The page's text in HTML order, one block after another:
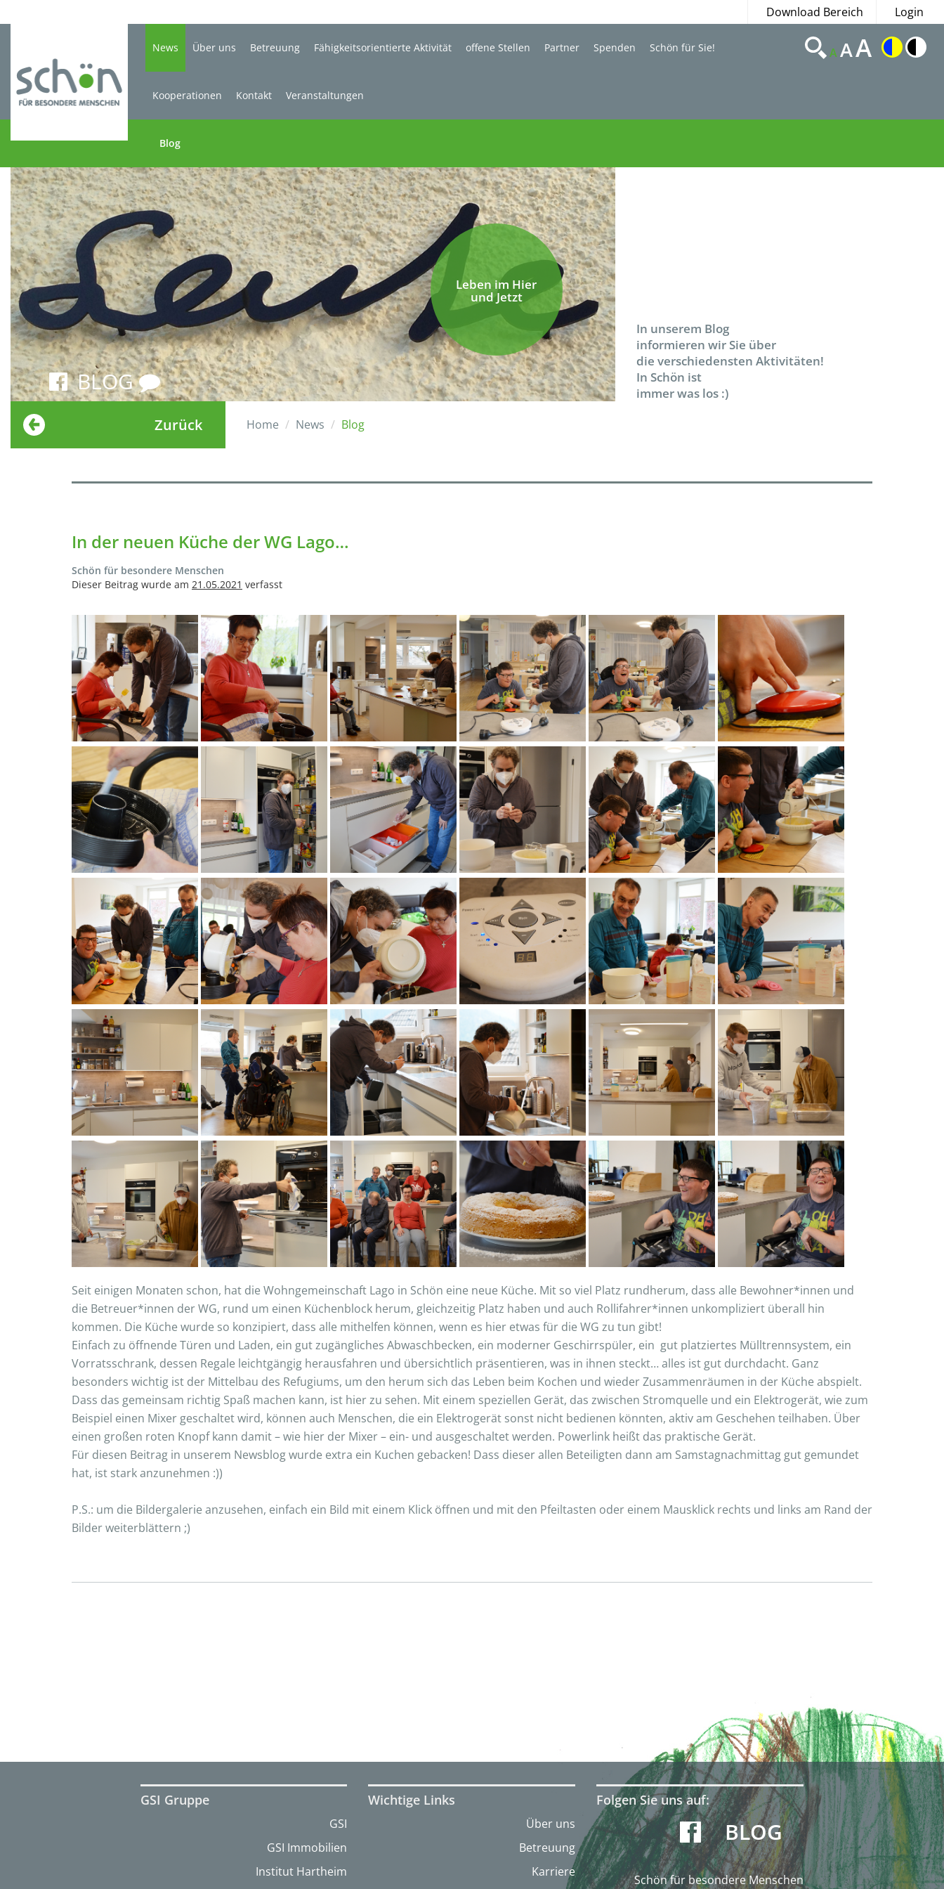
Download Bereich Login
News
Blog
Über uns Betreuung Fähigkeitsorientierte Aktivität offene Stellen Partner Spenden Schön für Sie!
Kooperationen Kontakt Veranstaltungen
AAA
Leben im Hier
und Jetzt
BLOG
In unserem Blog
informieren wir Sie über
die verschiedensten Aktivitäten!
In Schön ist
immer was los :)
Zurück Home News Blog
In der neuen Küche der WG Lago…
Schön für besondere Menschen
Dieser Beitrag wurde am 21.05.2021 verfasst
Seit einigen Monaten schon, hat die Wohngemeinschaft Lago in Schön eine neue Küche. Mit so viel Platz rundherum, dass alle Bewohner*innen und
die Betreuer*innen der WG, rund um einen Küchenblock herum, gleichzeitig Platz haben und auch Rollifahrer*innen unkompliziert überall hin
kommen. Die Küche wurde so konzipiert, dass alle mithelfen können, wenn es hier etwas für die WG zu tun gibt!
Einfach zu öffnende Türen und Laden, ein gut zugängliches Abwaschbecken, ein moderner Geschirrspüler, ein gut platziertes Mülltrennsystem, ein
Vorratsschrank, dessen Regale leichtgängig herausfahren und übersichtlich präsentieren, was in ihnen steckt… alles ist gut durchdacht. Ganz
besonders wichtig ist der Mittelbau des Refugiums, um den herum sich das Leben beim Kochen und wieder Zusammenräumen in der Küche abspielt.
Dass das gemeinsam richtig Spaß machen kann, ist hier zu sehen. Mit einem speziellen Gerät, das zwischen Stromquelle und ein Elektrogerät, wie zum
Beispiel einen Mixer geschaltet wird, können auch Menschen, die ein Elektrogerät sonst nicht bedienen könnten, aktiv am Geschehen teilhaben. Über
einen großen roten Knopf kann damit – wie hier der Mixer – ein- und ausgeschaltet werden. Powerlink heißt das praktische Gerät.
Für diesen Beitrag in unserem Newsblog wurde extra ein Kuchen gebacken! Dass dieser allen Beteiligten dann am Samstagnachmittag gut gemundet
hat, ist stark anzunehmen :))
P.S.: um die Bildergalerie anzusehen, einfach ein Bild mit einem Klick öffnen und mit den Pfeiltasten oder einem Mausklick rechts und links am Rand der
Bilder weiterblättern ;)
GSI Gruppe
GSI
GSI Immobilien
Institut Hartheim
Wichtige Links
Über uns
Betreuung
Karriere
Folgen Sie uns auf:
BLOG
Schön für besondere Menschen